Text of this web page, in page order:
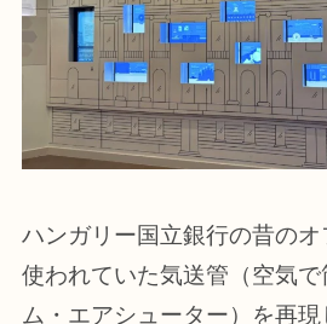
ハンガリー国立銀行の昔の
使われていた気送管（空気
ム・エアシューター）を再